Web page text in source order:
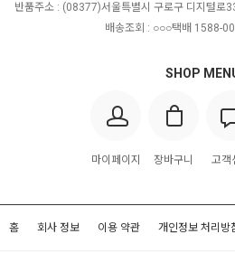
SHOP
마이페이지 장바구니 고객
반품주소 : (08377)서울특별시 구로구 디지털로
배송조회 : ○○○택배 1588-
홈 회사 정보 이용 약관 개인정보 처리방